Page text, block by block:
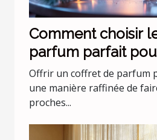
Comment choisir
parfum parfait
Offrir un coffret de parfum
une manière raffinée de
proches...